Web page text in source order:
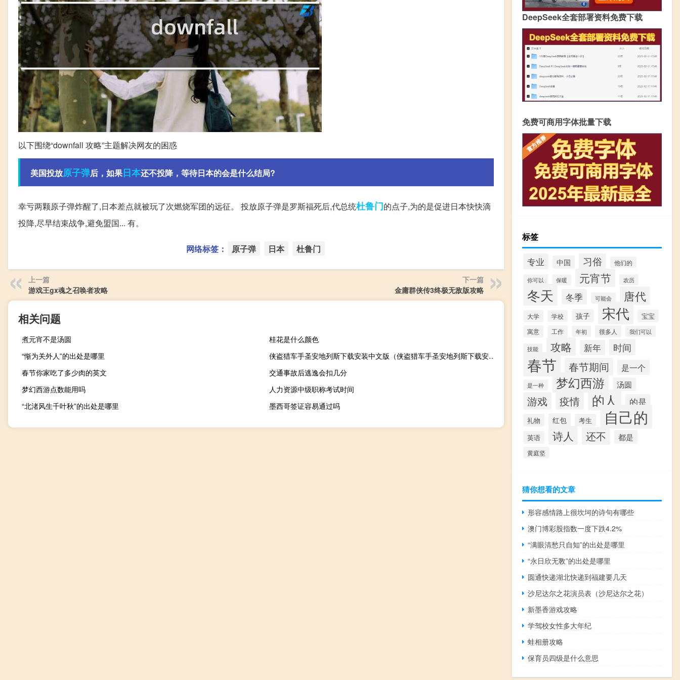
以下围绕“downfall 攻略”主题解决网友的困惑
美国投放原子弹后，如果日本还不投降，等待日本的会是什么结局?
幸亏两颗原子弹炸醒了,日本差点就被玩了次燃烧军团的远征。 投放原子弹是罗斯福死后,代总统杜鲁门的点子,为的是促进日本快快滴
投降,尽早结束战争,避免盟国... 有。
网络标签： 原子弹 日本 杜鲁门
上一篇
游戏王gx魂之召唤者攻略
下一篇
金庸群侠传3终极无敌版攻略
相关问题
煮元宵不是汤圆
桂花是什么颜色
“惭为关外人”的出处是哪里
侠盗猎车手圣安地列斯下载安装中文版（侠盗猎车手圣安地列斯下载安装）
春节你家吃了多少肉的英文
交通事故后逃逸会扣几分
梦幻西游点数能用吗
人力资源中级职称考试时间
“北渚风生千叶秋”的出处是哪里
墨西哥签证容易通过吗
DeepSeek全套部署资料免费下载
免费可商用字体批量下载
标签
专业 中国 习俗 他们的
你可以 保暖 元宵节 农历
冬天 冬季 可能会 唐代
大学 学校 孩子 宋代 宝宝
寓意 工作 年初 很多人 我们可以
技能 攻略 新年 时间
春节 春节期间 是一个
是一种 梦幻西游 汤圆
游戏 疫情 的人 的是
礼物 红包 考生 自己的
英语 诗人 还不 都是
黄庭坚
猜你想看的文章
形容感情路上很坎坷的诗句有哪些
澳门博彩股指数一度下跌4.2%
“满眼清愁只自知”的出处是哪里
“永日欣无斁”的出处是哪里
圆通快递湖北快递到福建要几天
沙尼达尔之花演员表（沙尼达尔之花）
新墨香游戏攻略
学驾校女性多大年纪
蛙相册攻略
保育员四级是什么意思